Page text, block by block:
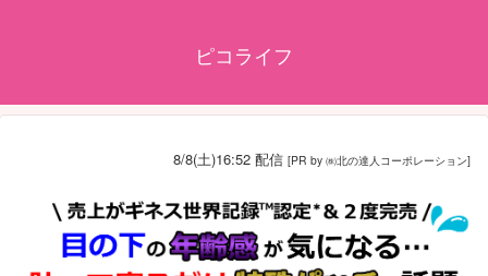
ピコライフ
8/8(土)16:52 配信 [PR by ㈱北の達人コーポレーション]